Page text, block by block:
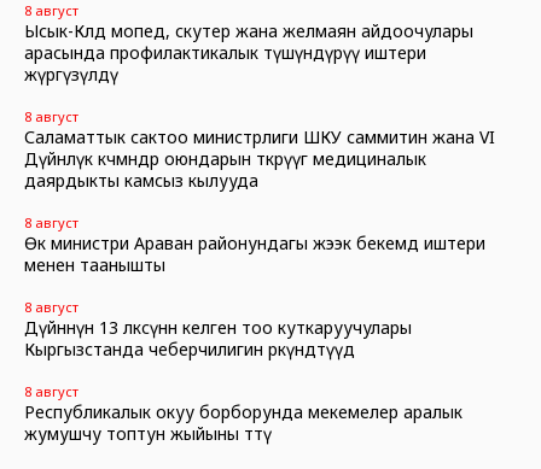
8 август
Ысык-Көлдө мопед, скутер жана желмаян айдоочулары
арасында профилактикалык түшүндүрүү иштери
жүргүзүлдү
8 август
Саламаттык сактоо министрлиги ШКУ саммитин жана VI
Дүйнөлүк көчмөндөр оюндарын өткөрүүгө медициналык
даярдыкты камсыз кылууда
8 август
Өк министри Араван районундагы жээк бекемдөө иштери
менен таанышты
8 август
Дүйнөнүн 13 өлкөсүнөн келген тоо куткаруучулары
Кыргызстанда чеберчилигин өркүндөтүүдө
8 август
Республикалык окуу борборунда мекемелер аралык
жумушчу топтун жыйыны өттү